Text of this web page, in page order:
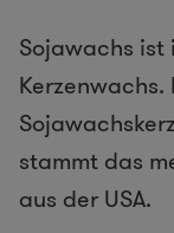
Sojawachs ist
Kerzenwachs.
stammt das
aus der USA.